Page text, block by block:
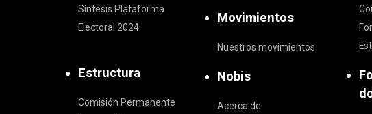
Síntesis Plataforma
Electoral 2024
Estructura
Comisión Permanente
Movimientos
Nuestros movimientos
Nobis
Acerca de